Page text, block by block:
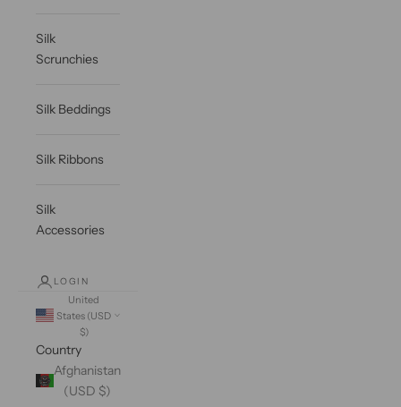
Silk
Scrunchies
Silk Beddings
Silk Ribbons
Silk
Accessories
LOGIN
United
States (USD
$)
Country
Afghanistan
(USD $)